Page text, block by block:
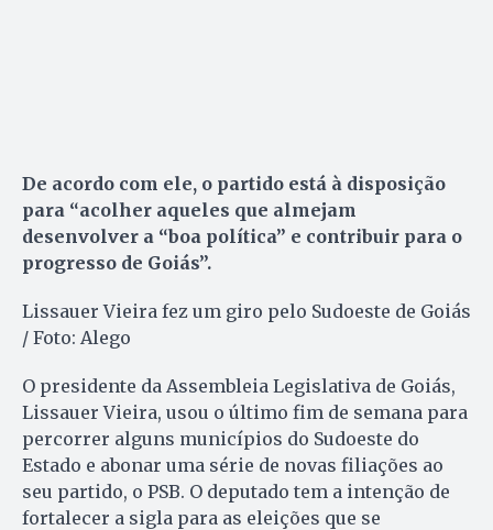
De acordo com ele, o partido está à disposição
para “acolher aqueles que almejam
desenvolver a “boa política” e contribuir para o
progresso de Goiás”.
Lissauer Vieira fez um giro pelo Sudoeste de Goiás
/ Foto: Alego
O presidente da Assembleia Legislativa de Goiás,
Lissauer Vieira, usou o último fim de semana para
percorrer alguns municípios do Sudoeste do
Estado e abonar uma série de novas filiações ao
seu partido, o PSB. O deputado tem a intenção de
fortalecer a sigla para as eleições que se